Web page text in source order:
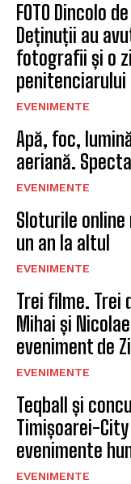
FOTO Dincolo
Deținuții au
fotografii și o
penitenciarului
EVENIMENTE
Apă, foc,
aeriană.
EVENIMENTE
Sloturile online
un an la altul
EVENIMENTE
Trei filme. Trei
Mihai și
eveniment de
EVENIMENTE
Teqball și
Timișoarei-
evenimente
EVENIMENTE